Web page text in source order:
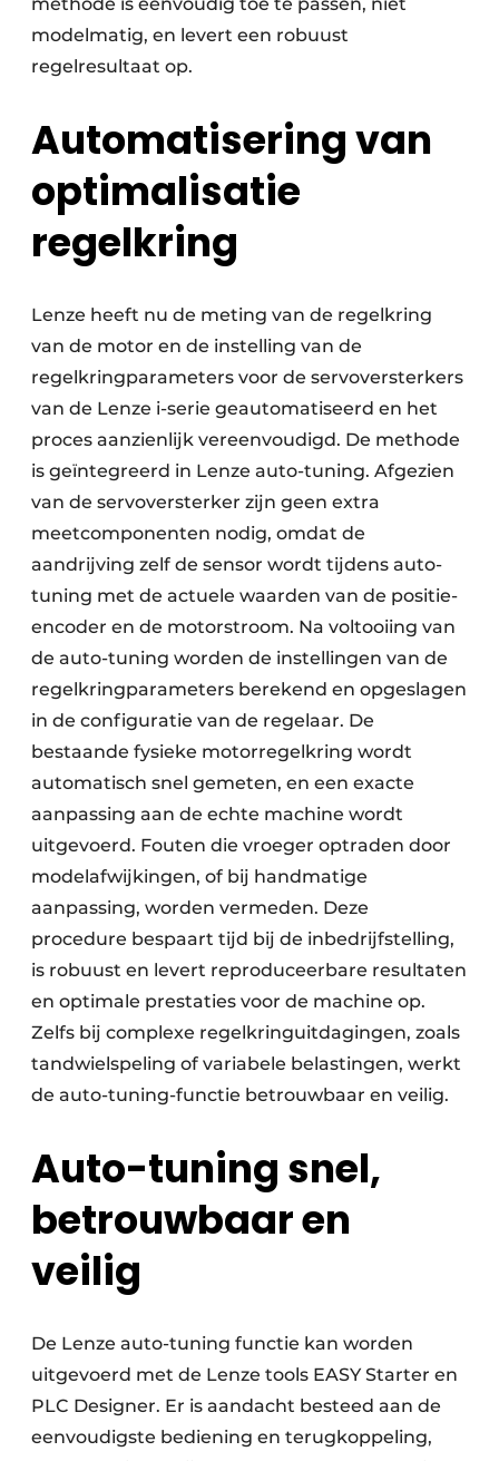
modelmatig, en levert een robuust
regelresultaat op.
Automatisering van
optimalisatie
regelkring
Lenze heeft nu de meting van de regelkring
van de motor en de instelling van de
regelkringparameters voor de servoversterkers
van de Lenze i-serie geautomatiseerd en het
proces aanzienlijk vereenvoudigd. De methode
is geïntegreerd in Lenze auto-tuning. Afgezien
van de servoversterker zijn geen extra
meetcomponenten nodig, omdat de
aandrijving zelf de sensor wordt tijdens auto-
tuning met de actuele waarden van de positie-
encoder en de motorstroom. Na voltooiing van
de auto-tuning worden de instellingen van de
regelkringparameters berekend en opgeslagen
in de configuratie van de regelaar. De
bestaande fysieke motor­regelkring wordt
automatisch snel gemeten, en een exacte
aanpassing aan de echte machine wordt
uitgevoerd. Fouten die vroeger optraden door
modelafwijkingen, of bij handmatige
aanpassing, worden vermeden. Deze
procedure bespaart tijd bij de inbedrijfstelling,
is robuust en levert reproduceerbare resultaten
en optimale prestaties voor de machine op.
Zelfs bij complexe regelkringuitdagingen, zoals
tandwielspeling of variabele belastingen, werkt
de auto-tuning-functie betrouwbaar en veilig.
Auto-tuning snel,
betrouwbaar en
veilig
De Lenze auto-tuning functie kan worden
uitgevoerd met de Lenze tools EASY Starter en
PLC Designer. Er is aandacht besteed aan de
eenvoudigste bediening en terugkoppeling,